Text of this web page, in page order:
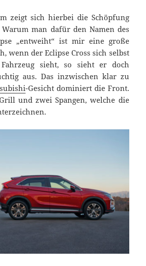
zeigt sich hierbei die Schöpfung
man dafür den Namen des
„entweiht“ ist mir eine große
wenn der Eclipse Cross sich selbst
sieht, so sieht er doch
aus. Das inzwischen klar zu
-Gesicht dominiert die Front.
und zwei Spangen, welche die